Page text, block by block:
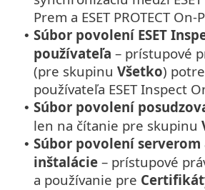
Prem a ESET PROTECT On-
• Súbor povolení ESET
používateľa – prístupové
(pre skupinu Všetko)
používateľa ESET Inspect
• Súbor povolení
len na čítanie pre skupinu
• Súbor povolení serverom
inštalácie – prístupové
a používanie pre